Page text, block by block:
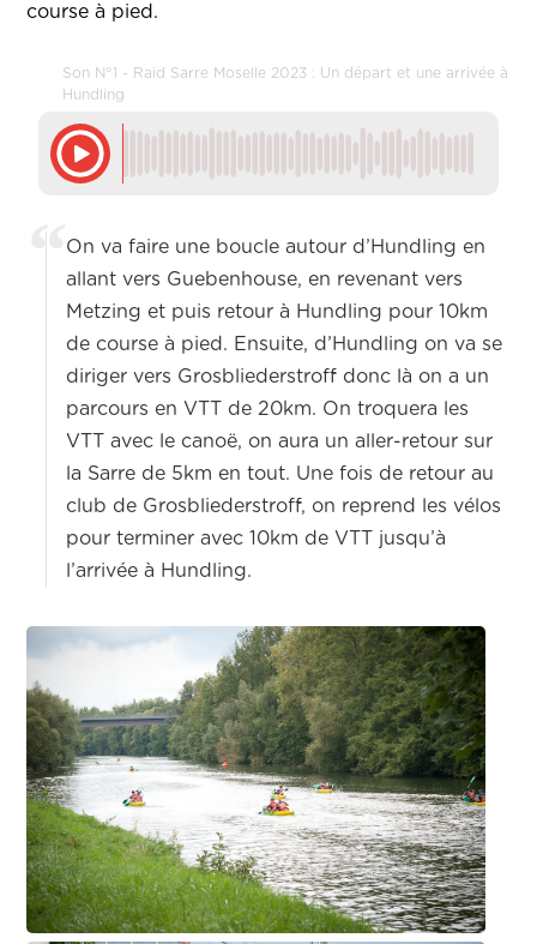
course à pied.
Son N°1 - Raid Sarre Moselle 2023 : Un départ et une arrivée à
Hundling
On va faire une boucle autour d’Hundling en
allant vers Guebenhouse, en revenant vers
Metzing et puis retour à Hundling pour 10km
de course à pied. Ensuite, d’Hundling on va se
diriger vers Grosbliederstroff donc là on a un
parcours en VTT de 20km. On troquera les
VTT avec le canoë, on aura un aller-retour sur
la Sarre de 5km en tout. Une fois de retour au
club de Grosbliederstroff, on reprend les vélos
pour terminer avec 10km de VTT jusqu’à
l’arrivée à Hundling.